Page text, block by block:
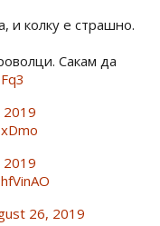
и колку е страшно.
Сакам да
2019
2019
26, 2019